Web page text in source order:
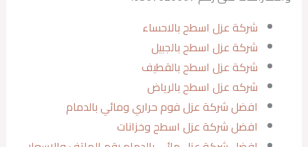
شركة عزل اسطح بالاحساء
شركة عزل اسطح بالجبيل
شركة عزل اسطح بالقطيف
شركه عزل اسطح بالرياض
افضل شركة عزل فوم حراري ومائي بالدمام
افضل شركة عزل اسطح وخزانات